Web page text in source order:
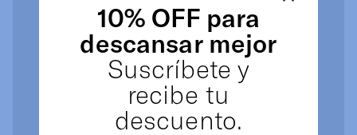
10% OFF para
descansar mejor
Suscríbete y
recibe tu
descuento.